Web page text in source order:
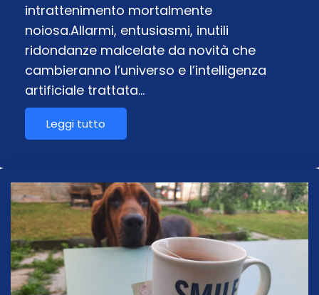
intrattenimento mortalmente
noiosa.Allarmi, entusiasmi, inutili
ridondanze malcelate da novità che
cambieranno l’universo e l’intelligenza
artificiale trattata…
Leggi tutto